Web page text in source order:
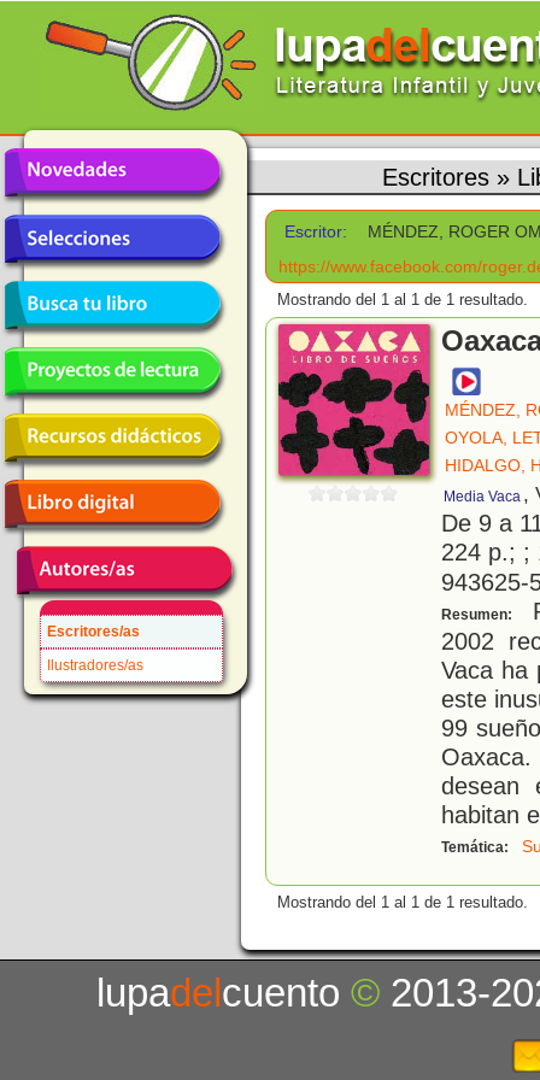
Escritores/as
Ilustradores/as
Escritores »
Escritor:
MÉNDEZ, ROGER
https://www.facebook.com/
Mostrando del 1 al 1 de 1 resultado.
MÉNDEZ,
OYOLA,
HIDALGO,
Media Vaca ,
De 9 a
224 p.; ;
943625-
Resumen:
2002
Vaca ha
este
99
desean
habitan
Temática:
Mostrando del 1 al 1 de 1 resultado.
lupadelcuento© 2013-